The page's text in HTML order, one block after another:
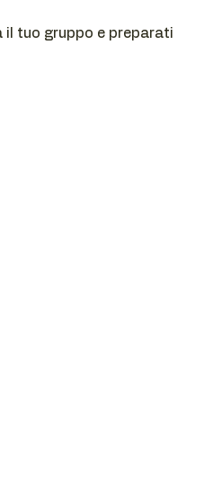
il tuo gruppo e preparati